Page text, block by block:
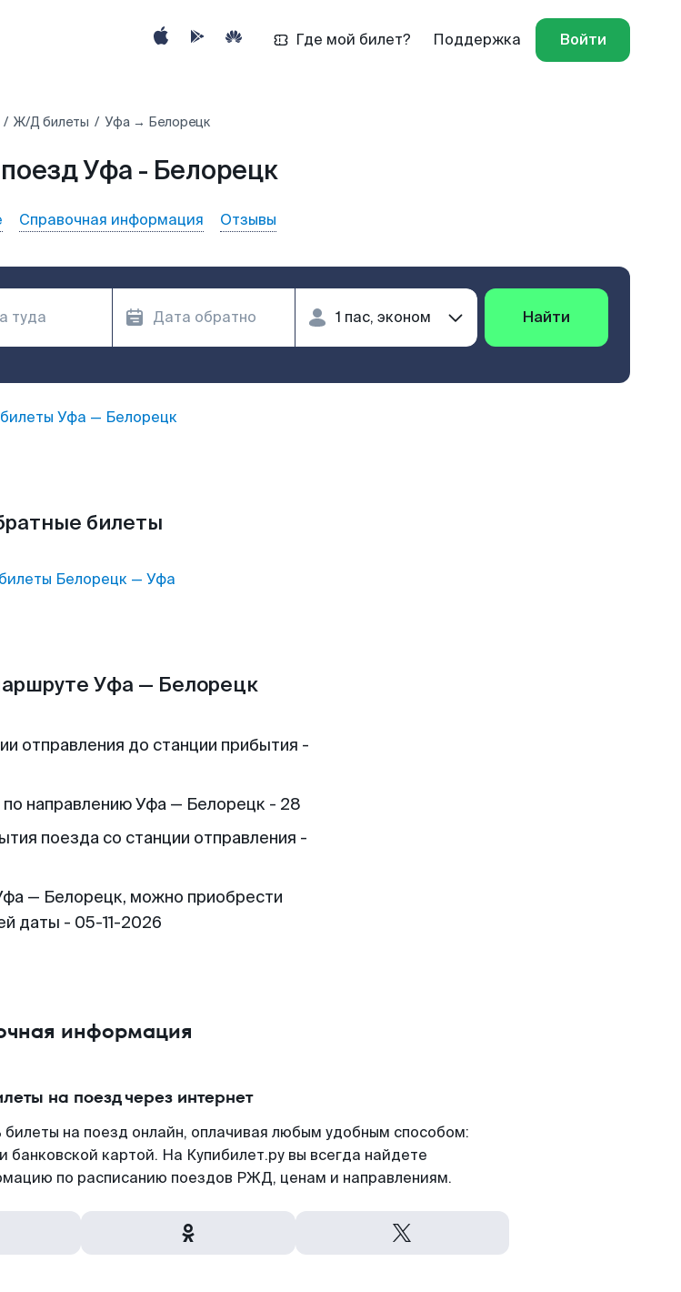
Где мой билет? Поддержка Войти
Ж/Д билеты Уфа → Белорецк
Уфа - Белорецк
Справочная информация Отзывы
Найти
Уфа — Белорецк
билеты
Белорецк — Уфа
Уфа — Белорецк
отправления до станции прибытия -
направлению Уфа — Белорецк - 28
поезда со станции отправления -
— Белорецк, можно приобрести
даты - 05-11-2026
информация
на поезд через интернет
на поезд онлайн, оплачивая любым удобным способом:
банковской картой. На Купибилет.ру вы всегда найдете
по расписанию поездов РЖД, ценам и направлениям.